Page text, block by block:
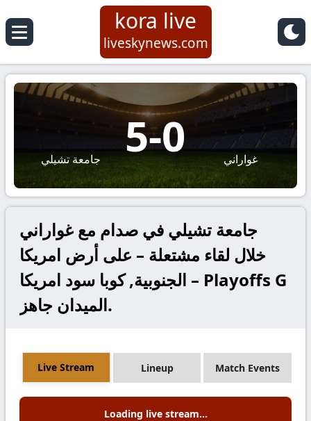
kora live
liveskynews.com
جامعة تشيلي 5-0 غواراني
جامعة تشيلي في صدام مع غواراني
خلال لقاء مشتعلة – على أرض امريكا
الجنوبية, كوبا سود امريكا – Playoffs G
الميدان جاهز.
Live Stream Lineup Match Events
Loading live stream...